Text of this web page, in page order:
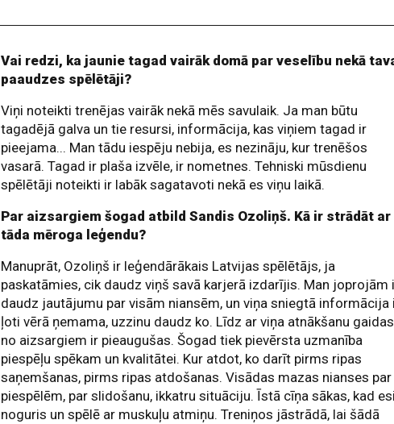
Vai redzi, ka jaunie tagad vairāk domā par veselību nekā
paaudzes spēlētāji?
Viņi noteikti trenējas vairāk nekā mēs savulaik. Ja man būtu
tagadējā galva un tie resursi, informācija, kas viņiem tagad ir
pieejama... Man tādu iespēju nebija, es nezināju, kur trenēšos
vasarā. Tagad ir plaša izvēle, ir nometnes. Tehniski mūsdienu
spēlētāji noteikti ir labāk sagatavoti nekā es viņu laikā.
Par aizsargiem šogad atbild Sandis Ozoliņš. Kā ir strādāt ar
tāda mēroga leģendu?
Manuprāt, Ozoliņš ir leģendārākais Latvijas spēlētājs, ja
paskatāmies, cik daudz viņš savā karjerā izdarījis. Man joprojām
daudz jautājumu par visām niansēm, un viņa sniegtā informācija
ļoti vērā ņemama, uzzinu daudz ko. Līdz ar viņa atnākšanu gaidas
no aizsargiem ir pieaugušas. Šogad tiek pievērsta uzmanība
piespēļu spēkam un kvalitātei. Kur atdot, ko darīt pirms ripas
saņemšanas, pirms ripas atdošanas. Visādas mazas nianses par
piespēlēm, par slidošanu, ikkatru situāciju. Īstā cīņa sākas, kad esi
noguris un spēlē ar muskuļu atmiņu. Treniņos jāstrādā, lai šādā